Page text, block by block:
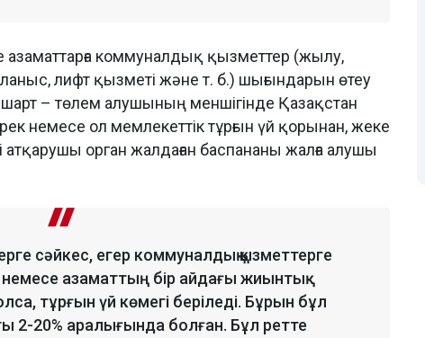
азаматтарға коммуналдық қызметтер (жылу,
лифт қызметі және т. б.) шығындарын өтеу
– төлем алушының меншігінде Қазақстан
немесе ол мемлекеттік тұрғын үй қорынан, жеке
атқарушы орган жалдаған баспананы жалға алушы
сәйкес, егер коммуналдық қызметтерге
азаматтың бір айдағы жиынтық
тұрғын үй көмегі беріледі. Бұрын бұл
2-20% аралығында болған. Бұл ретте